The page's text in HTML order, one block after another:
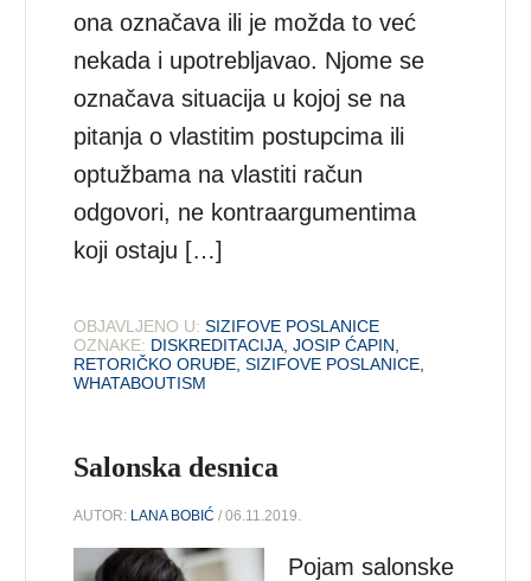
ona označava ili je možda to već
nekada i upotrebljavao. Njome se
označava situacija u kojoj se na
pitanja o vlastitim postupcima ili
optužbama na vlastiti račun
odgovori, ne kontraargumentima
koji ostaju […]
OBJAVLJENO U: SIZIFOVE POSLANICE
OZNAKE: DISKREDITACIJA ,JOSIP ĆAPIN
RETORIČKO ORUĐE ,SIZIFOVE POSLANICE
WHATABOUTISM
Salonska desnica
AUTOR: LANA BOBIĆ / 06.11.2019.
Pojam salonske